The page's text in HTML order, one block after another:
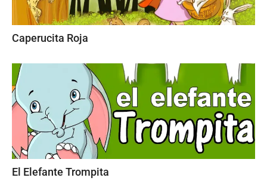
Caperucita Roja
El Elefante Trompita